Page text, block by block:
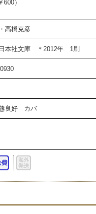
600）
高橋克彦
本社文庫 ＊2012年 1刷
良好 カバ